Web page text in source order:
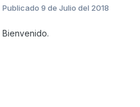
Publicado 9 de Julio del 2018
Bienvenido.